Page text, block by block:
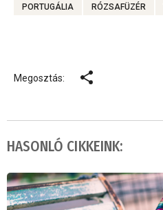
PORTUGÁLIA RÓZSAFÜZÉR
Megosztás:
HASONLÓ CIKKEINK: